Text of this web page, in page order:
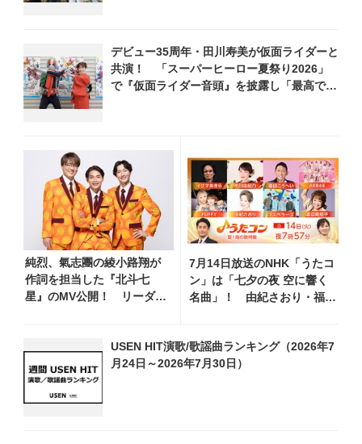
デビュー35周年・田川寿美が仮面ライダーと
共演！ 「スーパーヒーロー夏祭り2026」
で『仮面ライダー音頭』を披露し「最高で
純烈、氣志團の綾小路翔が
作詞を担当した『北斗七
星』のMV公開！ リーダ
7月14日放送のNHK「うたコ
ン」は「七夕の夜 空に響く
名曲」！ 由紀さおり・福田
USEN HIT演歌/歌謡曲ランキング（2026年7
月24日～2026年7月30日）